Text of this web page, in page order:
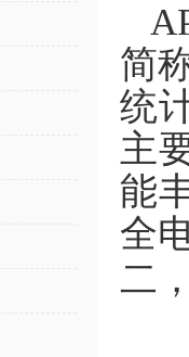
简
统
主
能
全
二